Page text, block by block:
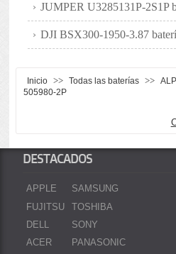
JUMPER U3285131P-2S1P
DJI BSX300-1950-3.87
Inicio >> Todas las baterías >>
505980-2P
DESTACADOS
APPLE
FUJITSU
DELL
ACER
SAMSUNG
TOSHIBA
SONY
PANASONIC